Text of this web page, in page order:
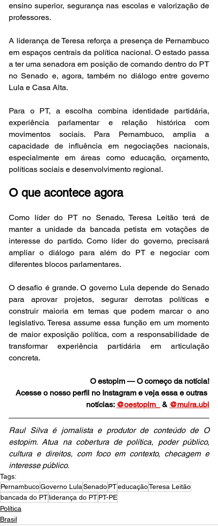
ensino superior, segurança nas escolas e valorização de
professores.
A liderança de Teresa reforça a presença de Pernambuco
em espaços centrais da política nacional. O estado passa
a ter uma senadora em posição de comando dentro do PT
no Senado e, agora, também no diálogo entre governo
Lula e Casa Alta.
Para o PT, a escolha combina identidade partidária,
experiência parlamentar e relação histórica com
movimentos sociais. Para Pernambuco, amplia a
capacidade de influência em negociações nacionais,
especialmente em áreas como educação, orçamento,
políticas sociais e desenvolvimento regional.
O que acontece agora
Como líder do PT no Senado, Teresa Leitão terá de
manter a unidade da bancada petista em votações de
interesse do partido. Como líder do governo, precisará
ampliar o diálogo para além do PT e negociar com
diferentes blocos parlamentares.
O desafio é grande. O governo Lula depende do Senado
para aprovar projetos, segurar derrotas políticas e
construir maioria em temas que podem marcar o ano
legislativo. Teresa assume essa função em um momento
de maior exposição política, com a responsabilidade de
transformar experiência partidária em articulação
concreta.
O estopim — O começo da notícia!
Acesse o nosso perfil no Instagram e veja essa e outras
notícias: @oestopim_ & @muira.ubi
Raul Silva é jornalista e produtor de conteúdo de O
estopim. Atua na cobertura de política, poder público,
cultura e direitos, com foco em contexto, checagem e
interesse público.
Tags:
PernambucoGoverno LulaSenadoPTeducaçãoTeresa Leitão
bancada do PTliderança do PTPT-PE
Política
Brasil